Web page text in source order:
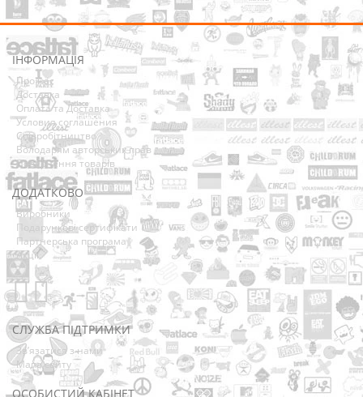
ІНФОРМАЦІЯ
Про нас
Доставка
Оплата та Доставка
Условия соглашения
Співробітництво
Володарям авторських прав
Повернення товарів
ДОДАТКОВО
Виробники
Подарункові сертифікати
Партнерська програма
Акції
СЛУЖБА ПІДТРИМКИ
Зв’язатися з нами
Мапа сайту
ОСОБИСТИЙ КАБІНЕТ